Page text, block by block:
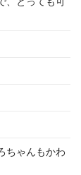
ちゃんもかわ